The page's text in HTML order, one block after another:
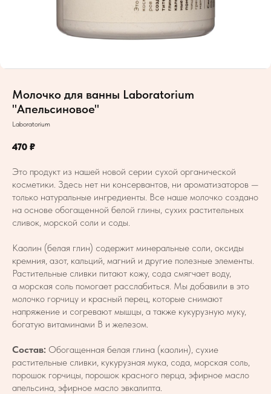
Молочко для ванны Laboratorium
"Апельсиновое"
Laboratorium
470 ₽
Это продукт из нашей новой серии сухой органической
косметики. Здесь нет ни консервантов, ни ароматизаторов —
только натуральные ингредиенты. Все наше молочко создано
на основе обогащенной белой глины, сухих растительных
сливок, морской соли и соды.
Каолин (белая глин) содержит минеральные соли, оксиды
кремния, азот, кальций, магний и другие полезные элементы.
Растительные сливки питают кожу, сода смягчает воду,
а морская соль помогает расслабиться. Мы добавили в это
молочко горчицу и красный перец, которые снимают
напряжение и согревают мышцы, а также кукурузную муку,
богатую витаминами В и железом.
Состав: Обогащенная белая глина (каолин), сухие
растительные сливки, кукурузная мука, сода, морская соль,
порошок горчицы, порошок красного перца, эфирное масло
апельсина, эфирное масло эвкалипта.